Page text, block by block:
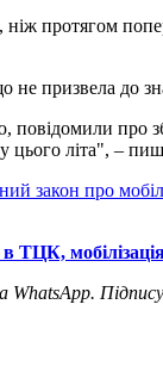
протягом
не призвела до
повідомили про
цього літа", –
закон про
ТЦК,
WhatsApp.